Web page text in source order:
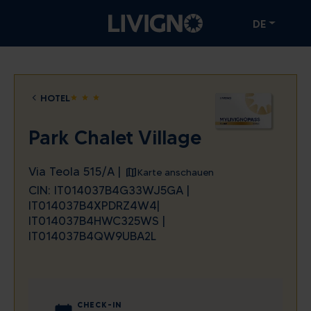
DE
HOTELstar star star
Park Chalet Village
Via Teola 515/A | Karte anschauen
CIN: IT014037B4G33WJ5GA |
IT014037B4XPDRZ4W4|
IT014037B4HWC325WS |
IT014037B4QW9UBA2L
CHECK-IN